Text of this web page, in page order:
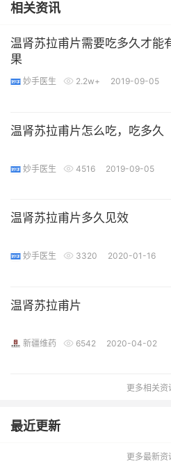
相关资讯
温肾苏拉甫片需要吃多久才能
果
妙手医生 2.2w+ 2019-09-05
温肾苏拉甫片怎么吃，吃多久
妙手医生 4516 2019-09-05
温肾苏拉甫片多久见效
妙手医生 3320 2020-01-16
温肾苏拉甫片
新疆维药 6542 2020-04-02
更多相关资
最近更新
更多最新资